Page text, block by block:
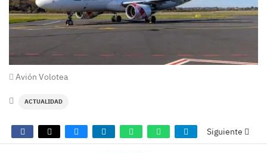
Avión Volotea
ACTUALIDAD
Siguiente